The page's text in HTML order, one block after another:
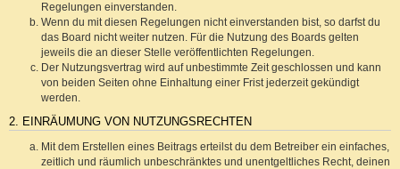
Regelungen einverstanden.
Wenn du mit diesen Regelungen nicht einverstanden bist, so darfst du
das Board nicht weiter nutzen. Für die Nutzung des Boards gelten
jeweils die an dieser Stelle veröffentlichten Regelungen.
Der Nutzungsvertrag wird auf unbestimmte Zeit geschlossen und kann
von beiden Seiten ohne Einhaltung einer Frist jederzeit gekündigt
werden.
2. EINRÄUMUNG VON NUTZUNGSRECHTEN
Mit dem Erstellen eines Beitrags erteilst du dem Betreiber ein einfaches,
zeitlich und räumlich unbeschränktes und unentgeltliches Recht, deinen